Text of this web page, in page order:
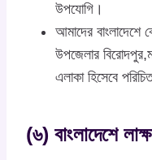
উপযোগি।
আমাদের বাংলাদেশে
উপজেলার
এলাকা হিসেবে
(৬) বাংলাদেশে